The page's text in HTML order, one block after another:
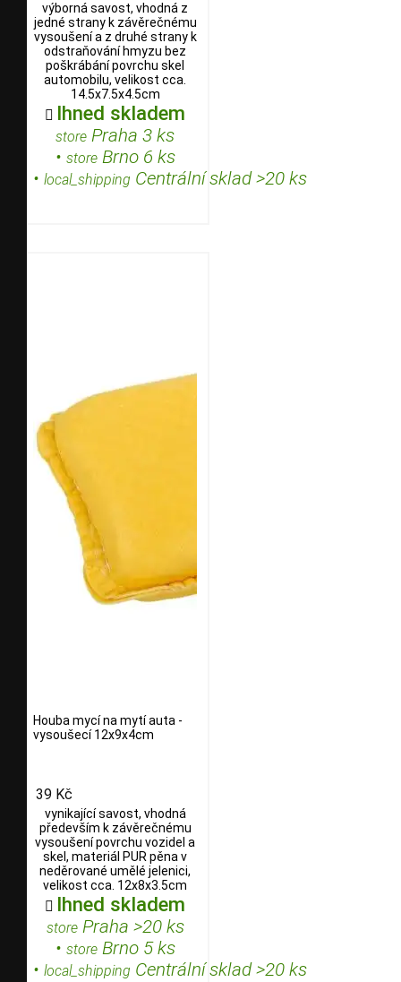
výborná savost, vhodná z
jedné strany k závěrečnému
vysoušení a z druhé strany k
odstraňování hmyzu bez
poškrábání povrchu skel
automobilu, velikost cca.
14.5x7.5x4.5cm
 Ihned skladem
store Praha 3 ks
• storeBrno 6 ks
• local_shipping Centrální sklad >20 ks
Houba mycí na mytí auta -
vysoušecí 12x9x4cm
39 Kč
vynikající savost, vhodná
především k závěrečnému
vysoušení povrchu vozidel a
skel, materiál PUR pěna v
neděrované umělé jelenici,
velikost cca. 12x8x3.5cm
 Ihned skladem
storePraha >20 ks
• storeBrno 5 ks
• local_shipping Centrální sklad >20 ks